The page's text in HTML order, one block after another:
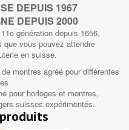
DEPUIS 1967
DEPUIS 2000
génération depuis 1656,
vous pouvez attendre
en suisse.
montres agréé pour différentes
pour horloges et montres,
suisses expérimentés.